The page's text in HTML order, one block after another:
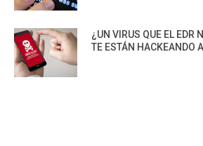
¿UN VIRUS QUE EL EDR
TE ESTÁN HACKEANDO